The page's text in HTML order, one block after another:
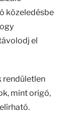
közeledésbe
el
rendületlen
mint origó,